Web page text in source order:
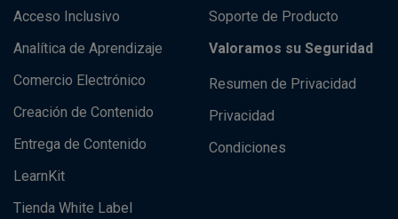
Acceso Inclusivo
Analítica de Aprendizaje
Comercio Electrónico
Creación de Contenido
Entrega de Contenido
LearnKit
Tienda White Label
Soporte de Producto
Valoramos su Seguridad
Resumen de Privacidad
Privacidad
Condiciones